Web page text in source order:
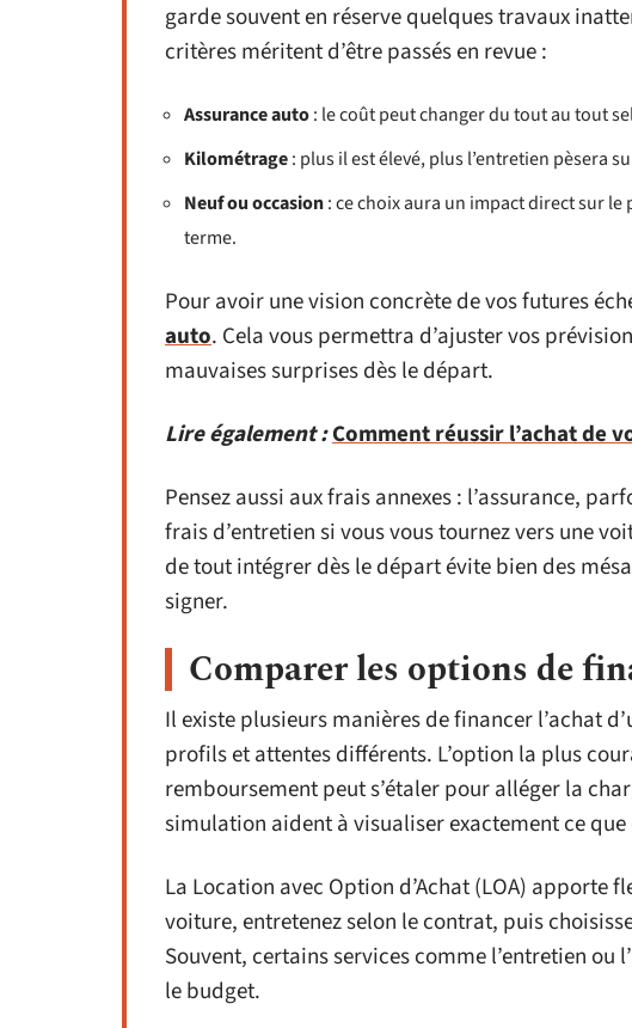
garde souvent en réserve quelques travaux
critères méritent d’être passés en revue :
Assurance auto: le coût peut changer du tout au tout
Kilométrage: plus il est élevé, plus l’entretien pèsera
Neuf ou occasion: ce choix aura un impact direct sur le
terme.
Pour avoir une vision concrète de vos futures
auto. Cela vous permettra d’ajuster vos
mauvaises surprises dès le départ.
Lire également :Comment réussir l’achat de
Pensez aussi aux frais annexes : l’assurance,
frais d’entretien si vous vous tournez vers une
de tout intégrer dès le départ évite bien des
signer.
Comparer les options de
Il existe plusieurs manières de financer l’achat
profils et attentes différents. L’option la plus
remboursement peut s’étaler pour alléger la
simulation aident à visualiser exactement ce
La Location avec Option d’Achat (LOA) apporte
voiture, entretenez selon le contrat, puis
Souvent, certains services comme l’entretien ou
le budget.